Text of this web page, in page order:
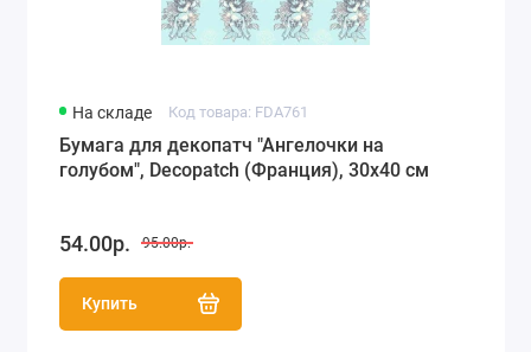
На складе Код товара: FDA761
Бумага для декопатч "Ангелочки на
голубом", Decopatch (Франция), 30х40 см
54.00р. 95.00р.
Купить